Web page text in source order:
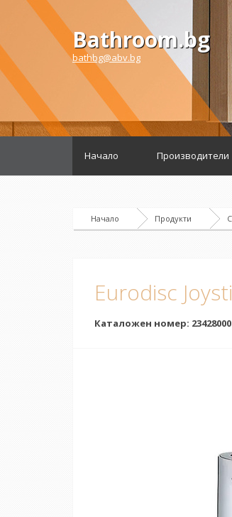
Bathroom.bg
bathbg@abv.bg
Начало Производители
Начало Продукти
Eurodisc
Каталожен номер: 23428000